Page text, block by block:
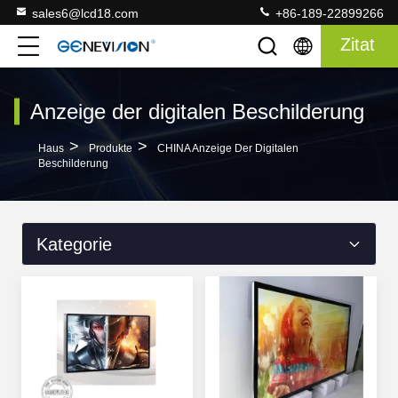
sales6@lcd18.com +86-189-22899266
Zitat
Anzeige der digitalen Beschilderung
Haus > Produkte >
CHINA Anzeige Der Digitalen
Beschilderung
Kategorie